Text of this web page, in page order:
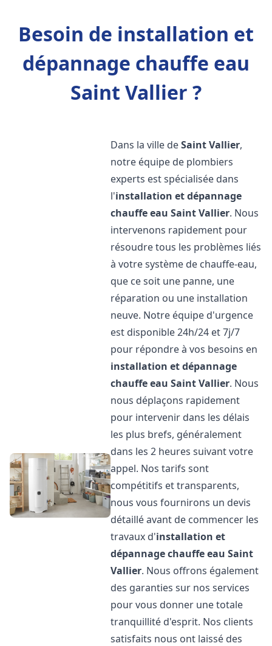
Besoin de installation et
dépannage chauffe eau
Saint Vallier ?
Dans la ville deSaint Vallier,
notre équipe de plombiers
experts est spécialisée dans
l'installation et dépannage
chauffe eau Saint Vallier. Nous
intervenons rapidement pour
résoudre tous les problèmes liés
à votre système de chauffe-eau,
que ce soit une panne, une
réparation ou une installation
neuve. Notre équipe d'urgence
est disponible 24h/24 et 7j/7
pour répondre à vos besoins en
installation et dépannage
chauffe eau Saint Vallier. Nous
nous déplaçons rapidement
pour intervenir dans les délais
les plus brefs, généralement
dans les 2 heures suivant votre
appel. Nos tarifs sont
compétitifs et transparents,
nous vous fournirons un devis
détaillé avant de commencer les
travaux d'installation et
dépannage chauffe eau Saint
Vallier. Nous offrons également
des garanties sur nos services
pour vous donner une totale
tranquillité d'esprit. Nos clients
satisfaits nous ont laissé des